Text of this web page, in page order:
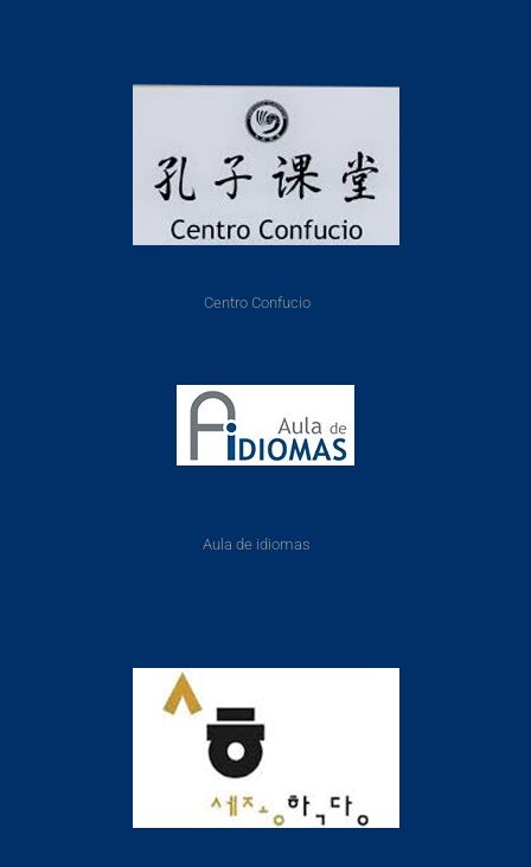
Centro Confucio
Aula de idiomas